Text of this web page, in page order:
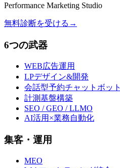
Performance Marketing Studio
無料診断を受ける →
6つの武器
WEB広告運用
LPデザイン&開発
会話型予約チャットボット
計測基盤構築
SEO / GEO / LLMO
AI活用×業務自動化
集客・運用
MEO